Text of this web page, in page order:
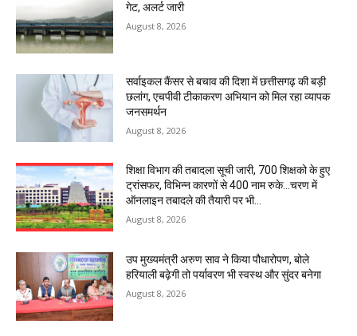
गेट, अलर्ट जारी
August 8, 2026
सर्वाइकल कैंसर से बचाव की दिशा में छत्तीसगढ़ की बड़ी
छलांग, एचपीवी टीकाकरण अभियान को मिल रहा व्यापक
जनसमर्थन
August 8, 2026
शिक्षा विभाग की तबादला सूची जारी, 700 शिक्षको के हुए
ट्रांसफर, विभिन्न कारणों से 400 नाम रुके…चरण में
ऑनलाइन तबादले की तैयारी पर भी...
August 8, 2026
उप मुख्यमंत्री अरुण साव ने किया पौधारोपण, बोले
हरियाली बढ़ेगी तो पर्यावरण भी स्वस्थ और सुंदर बनेगा
August 8, 2026